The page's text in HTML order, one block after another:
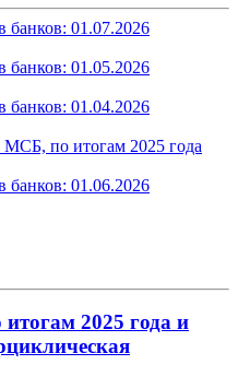
01.07.2026
01.05.2026
01.04.2026
по итогам 2025 года
01.06.2026
2025 года и